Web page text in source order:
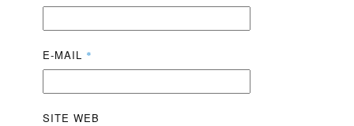
E-MAIL *
SITE WEB